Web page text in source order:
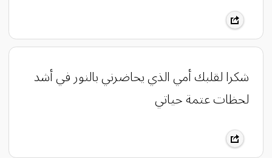
شكرا لقلبك أمي الذي يحاضرني بالنور في أشد
لحظات عتمة حياتي